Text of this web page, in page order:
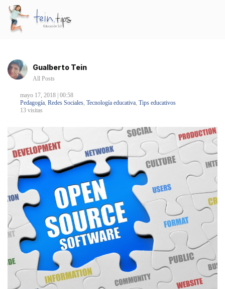
Gualberto Tein
All Posts
mayo 17, 2018 | 00:58
Pedagogía, Redes Sociales, Tecnología educativa, Tips educativos
13 visitas